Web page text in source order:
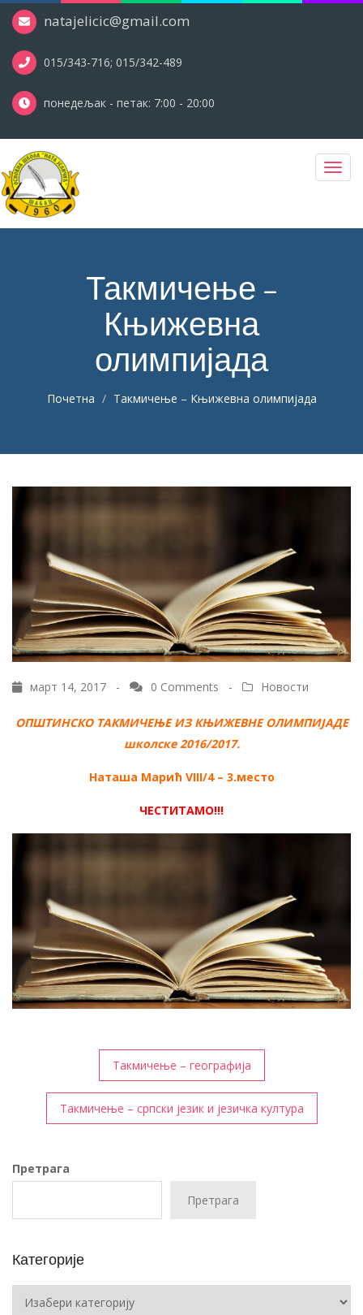
natajelicic@gmail.com
015/343-716; 015/342-489
понедељак - петак: 7:00 - 20:00
Такмичење –
Књижевна
олимпијада
Почетна Такмичење – Књижевна олимпијада
март 14, 2017 - 0 Comments - Новости
ОПШТИНСКО ТАКМИЧЕЊЕ ИЗ КЊИЖЕВНЕ ОЛИМПИЈАДЕ
школске 2016/2017.
Наташа Марић VIII/4 – 3.место
ЧЕСТИТАМО!!!
чланка
Такмичење – географија
Такмичење – српски језик и језичка култура
Претрага
Претрага
Категорије